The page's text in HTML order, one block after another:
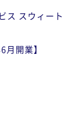
ス スウィート
開業】